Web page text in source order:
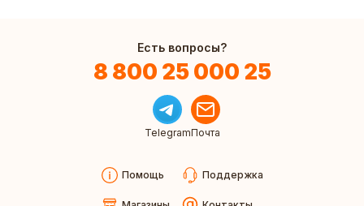
Есть вопросы?
8 800 25 000 25
TelegramПочта
Помощь Поддержка